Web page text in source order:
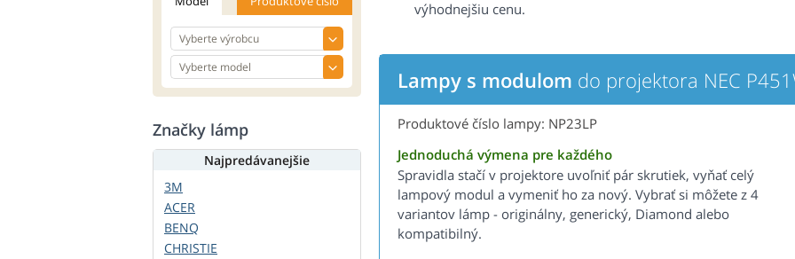
výhodnejšiu cenu.
Lampy s modulom do projektora NEC
Produktové číslo lampy: NP23LP
Jednoduchá výmena pre každého
Spravidla stačí v projektore uvoľniť pár skrutiek, vyňať celý
lampový modul a vymeniť ho za nový. Vybrať si môžete z 4
variantov lámp - originálny, generický, Diamond alebo
kompatibilný.
Značky lámp
Najpredávanejšie
3M
ACER
BENQ
CHRISTIE